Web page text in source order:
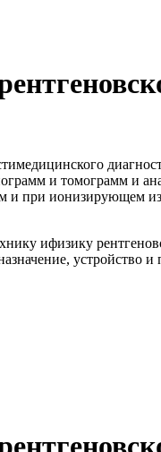
и томограмм и
и при ионизирующем
ифизику
устройство и